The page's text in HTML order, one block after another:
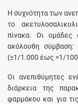
Η συχνότητα των
το
πίνακα. Οι ομάδες
ακόλουθη
(≥1/1.000 έως <1/
Οι ανεπιθύμητες
διάρκεια της
φαρμάκου και για